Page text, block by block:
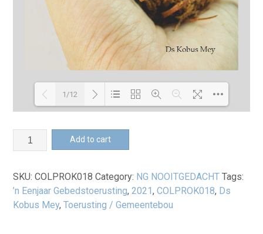
Loading PDF 100% ...
1/12
Eenjaar
-
Boek
quantity
Add to cart
SKU: COLPROK018 Category: NG NOOITGEDACHT Tags:
’n Eenjaar Gebedstoerusting, 2021 , COLPROK018, Ds
Kobus Mey, Toerusting / Gemeentebou